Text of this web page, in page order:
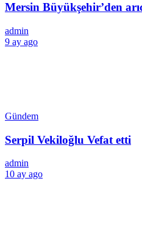
Mersin Büyükşehir’den
admin
9 ay ago
Gündem
Serpil Vekiloğlu Vefat etti
admin
10 ay ago